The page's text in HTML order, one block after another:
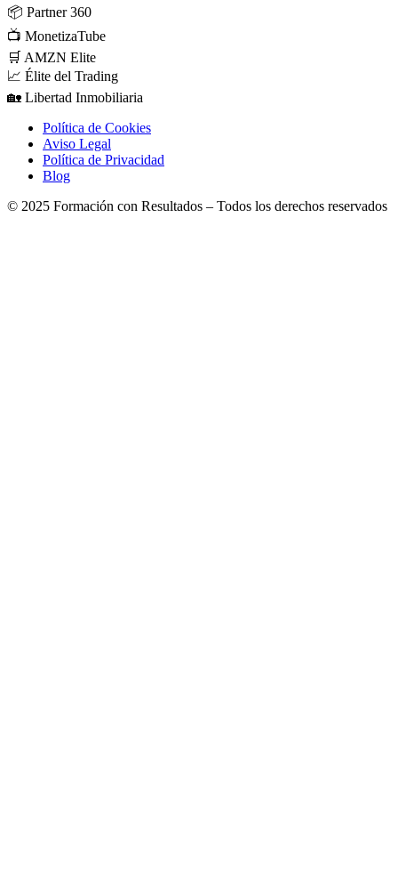
📦 Partner 360
📺 MonetizaTube
🛒 AMZN Elite
📈 Élite del Trading
🏡 Libertad Inmobiliaria
Política de Cookies
Aviso Legal
Política de Privacidad
Blog
© 2025 Formación con Resultados – Todos los derechos reservados